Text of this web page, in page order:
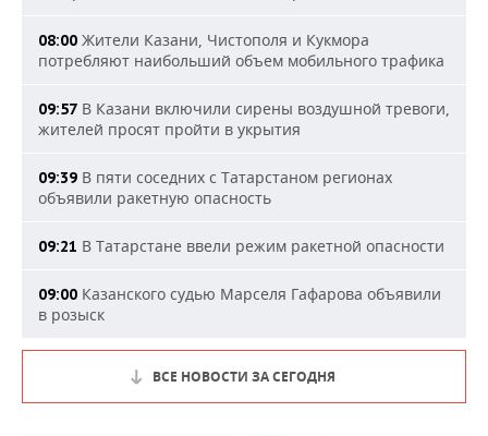
08:00 Жители Казани, Чистополя и Кукмора
потребляют наибольший объем мобильного трафика
09:57 В Казани включили сирены воздушной тревоги,
жителей просят пройти в укрытия
09:39 В пяти соседних с Татарстаном регионах
объявили ракетную опасность
09:21 В Татарстане ввели режим ракетной опасности
09:00 Казанского судью Марселя Гафарова объявили
в розыск
ВСЕ НОВОСТИ ЗА СЕГОДНЯ